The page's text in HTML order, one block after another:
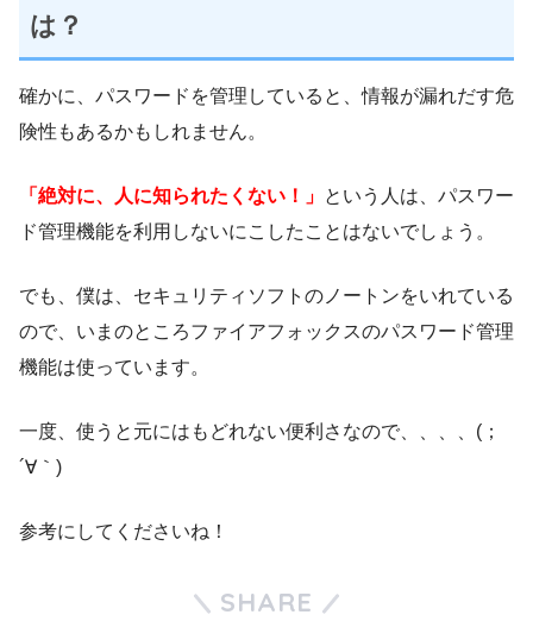
は？
確かに、パスワードを管理していると、情報が漏れだす危
険性もあるかもしれません。
「絶対に、人に知られたくない！」 という人は、パスワー
ド管理機能を利用しないにこしたことはないでしょう。
でも、僕は、セキュリティソフトのノートンをいれている
ので、いまのところファイアフォックスのパスワード管理
機能は使っています。
一度、使うと元にはもどれない便利さなので、、、、(；
´∀｀)
参考にしてくださいね！
SHARE